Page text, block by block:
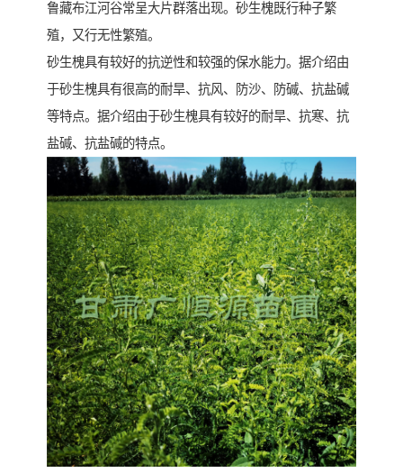
鲁藏布江河谷常呈大片群落出现。砂生槐既行种子繁
殖，又行无性繁殖。
砂生槐具有较好的抗逆性和较强的保水能力。据介绍由
于砂生槐具有很高的耐旱、抗风、防沙、防碱、抗盐碱
等特点。据介绍由于砂生槐具有较好的耐旱、抗寒、抗
盐碱、抗盐碱的特点。